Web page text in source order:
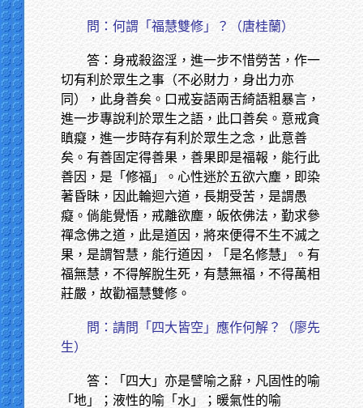
問：何謂「福慧雙修」？（唐桂蘭）
答：身戒殺盜淫，進一步不惜勞苦，作一
切有利於眾生之事（不必財力，身出力亦
同），此身善矣。口戒妄語兩舌綺語粗暴言，
進一步專說利於眾生之語，此口善矣。意戒貪
瞋癡，進一步時存有利於眾生之念，此意善
矣。有善固定得善果，善果即是福報，能行此
善因，是「修福」。心性迷於五欲六塵，即染
著昏昧，因此輪迴六道，長期受苦，是謂愚
癡。倘能覺悟，戒離欲塵，皈依佛法，勤求參
禪念佛之道，此是道因，將來便得不生不滅之
果，是謂智慧，能行道因，「是名修慧」。有
福無慧，不得解脫生死，有慧無福，不得萬相
莊嚴，故勸福慧雙修。
問：請問「四大皆空」應作何解？（廖先
生）
答：「四大」亦是譬喻之辭，凡固性的喻
「地」；液性的喻「水」；暖氣性的喻